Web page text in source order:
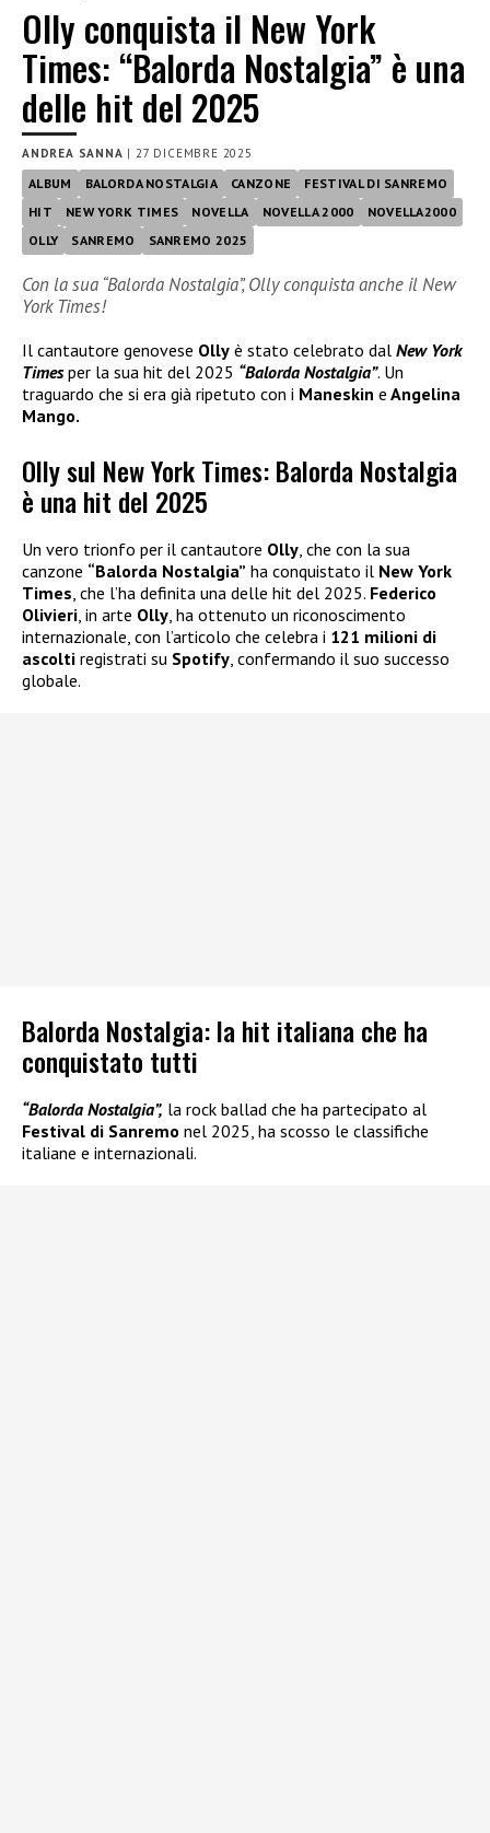
Olly conquista il New York
Times: “Balorda Nostalgia” è una
delle hit del 2025
ANDREA SANNA |27 DICEMBRE 2025
ALBUM BALORDA NOSTALGIA CANZONE
FESTIVAL DI SANREMO
HIT
NEW YORK TIMES NOVELLA NOVELLA 2000
NOVELLA2000
OLLY
SANREMO SANREMO 2025
Con la sua “Balorda Nostalgia”, Olly conquista anche il New
York Times!
Il cantautore genovese Olly è stato celebrato dal New York
Timesper la sua hit del 2025 “Balorda Nostalgia”. Un
traguardo che si era già ripetuto con i Maneskin e Angelina
Mango.
Olly sul New York Times: Balorda Nostalgia
è una hit del 2025
Un vero trionfo per il cantautore Olly, che con la sua
canzone “Balorda Nostalgia” ha conquistato il New York
Times, che l’ha definita una delle hit del 2025. Federico
Olivieri, in arte Olly, ha ottenuto un riconoscimento
internazionale, con l’articolo che celebra i 121 milioni di
ascolti registrati su Spotify, confermando il suo successo
globale.
Balorda Nostalgia: la hit italiana che ha
conquistato tutti
“Balorda Nostalgia”, la rock ballad che ha partecipato al
Festival di Sanremo nel 2025, ha scosso le classifiche
italiane e internazionali.